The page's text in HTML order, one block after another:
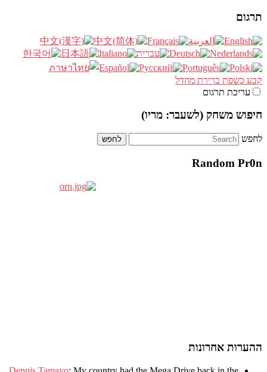
תרגום
קבע כשפת ברירת מחדל
עריכת תרגום
חיפוש משחק (לשעבר: מריו)
לחפש
Random Pr0n
ההערות אחרונות